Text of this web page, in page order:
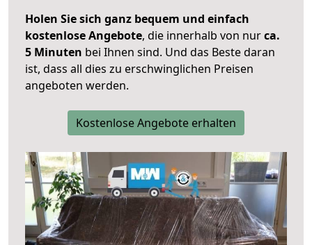
Holen Sie sich ganz bequem und einfach
kostenlose Angebote, die innerhalb von nurca.
5 Minuten bei Ihnen sind. Und das Beste daran
ist, dass all dies zu erschwinglichen Preisen
angeboten werden.
Kostenlose Angebote erhalten